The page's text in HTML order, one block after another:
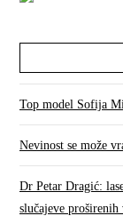
Top model Sofija
Nevinost se može
Dr Petar Dragić:
slučajeve proširenih